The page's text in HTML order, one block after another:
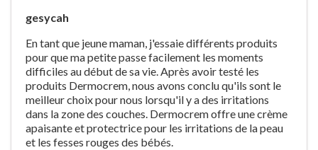
gesycah
En tant que jeune maman, j'essaie différents produits
pour que ma petite passe facilement les moments
difficiles au début de sa vie. Après avoir testé les
produits Dermocrem, nous avons conclu qu'ils sont le
meilleur choix pour nous lorsqu'il y a des irritations
dans la zone des couches. Dermocrem offre une crème
apaisante et protectrice pour les irritations de la peau
et les fesses rouges des bébés.